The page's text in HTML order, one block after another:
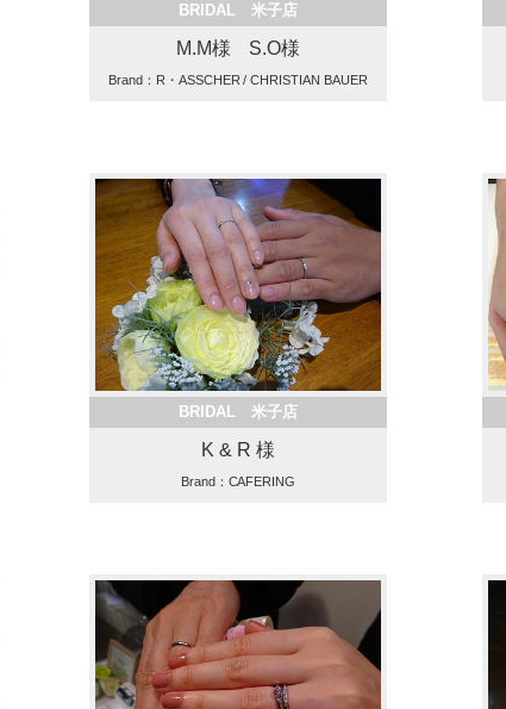
BRIDAL 米子店
M.M様 S.O様
Brand：R・ASSCHER / CHRISTIAN BAUER
BRIDAL 米子店
K & R 様
Brand：CAFERING